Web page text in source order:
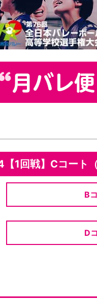
1回戦】Cコート（
B
D